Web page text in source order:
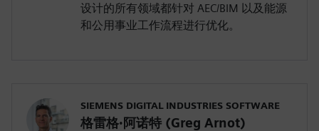
设计的所有领域都针对 AEC/BIM 以及能源
和公用事业工作流程进行优化。
SIEMENS DIGITAL INDUSTRIES SOFTWARE
格雷格·阿诺特 (Greg Arnot)